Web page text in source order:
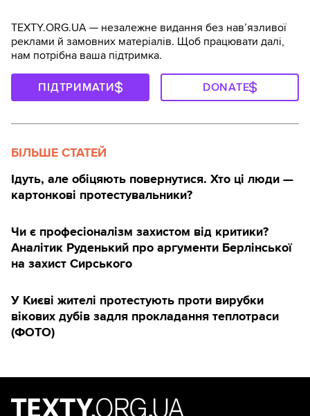
TEXTY.ORG.UA — незалежне видання без навʼязливої
реклами й замовних матеріалів. Щоб працювати далі,
нам потрібна ваша підтримка.
ПІДТРИМАТИ DONATE
БІЛЬШЕ СТАТЕЙ
Ідуть, але обіцяють повернутися. Хто ці люди —
картонкові протестувальники?
Чи є професіоналізм захистом від критики?
Аналітик Руденький про аргументи Берлінської
на захист Сирського
У Києві жителі протестують проти вирубки
вікових дубів задля прокладання теплотраси
(ФОТО)